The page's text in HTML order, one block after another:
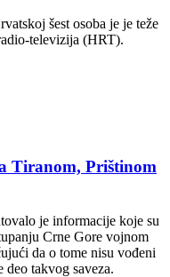
šest osoba je je teže
televizija (HRT).
Tiranom, Prištinom
je informacije koje su
Crne Gore vojnom
da o tome nisu vođeni
takvog saveza.